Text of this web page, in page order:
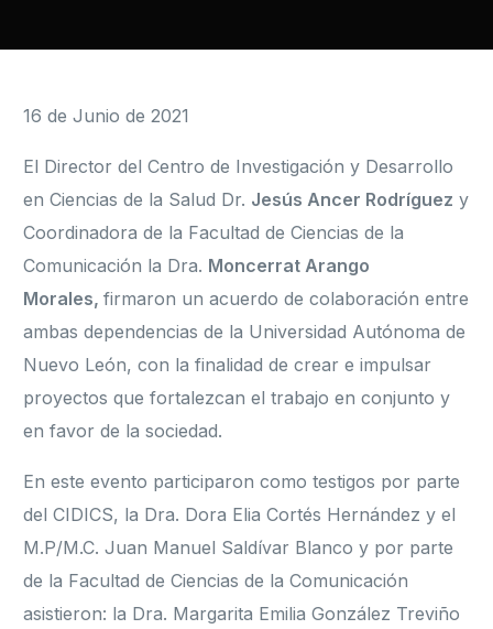
16 de Junio de 2021
El Director del Centro de Investigación y Desarrollo
en Ciencias de la Salud Dr. Jesús Ancer Rodríguez y
Coordinadora de la Facultad de Ciencias de la
Comunicación la Dra. Moncerrat Arango
Morales,firmaron un acuerdo de colaboración entre
ambas dependencias de la Universidad Autónoma de
Nuevo León, con la finalidad de crear e impulsar
proyectos que fortalezcan el trabajo en conjunto y
en favor de la sociedad.
En este evento participaron como testigos por parte
del CIDICS, la Dra. Dora Elia Cortés Hernández y el
M.P/M.C. Juan Manuel Saldívar Blanco y por parte
de la Facultad de Ciencias de la Comunicación
asistieron: la Dra. Margarita Emilia González Treviño